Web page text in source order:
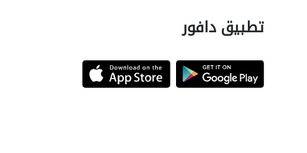
تطبيق دافور